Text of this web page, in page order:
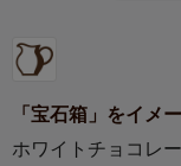
「宝石箱」をイメ
ホワイトチョコレ